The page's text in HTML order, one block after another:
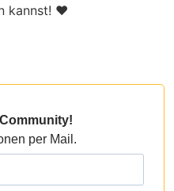
kannst! ♥
per Mail.